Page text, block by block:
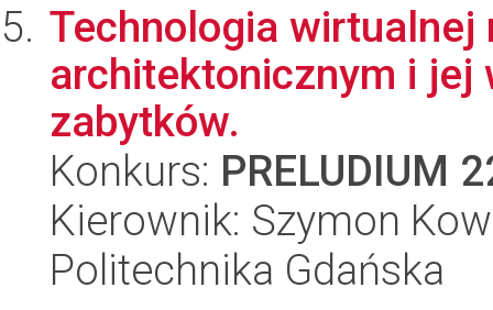
Technologia
architektonicznym i jej
zabytków.
Konkurs: PRELUDIUM
Kierownik: Szymon
Politechnika Gdańska